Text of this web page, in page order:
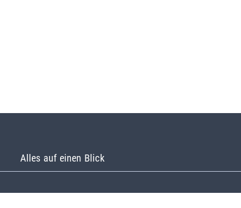
Alles auf einen Blick